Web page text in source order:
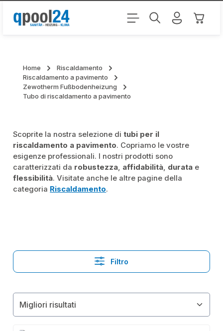
Passa al contenuto principale Il
Home
Riscaldamento
Riscaldamento a pavimento
Zewotherm Fußbodenheizung
Tubo di riscaldamento a pavimento
Scoprite la nostra selezione di tubi per il
riscaldamento a pavimento. Copriamo le vostre
esigenze professionali. I nostri prodotti sono
caratterizzati da robustezza, affidabilità, durata e
flessibilità. Visitate anche le altre pagine della
categoria Riscaldamento.
Filtro